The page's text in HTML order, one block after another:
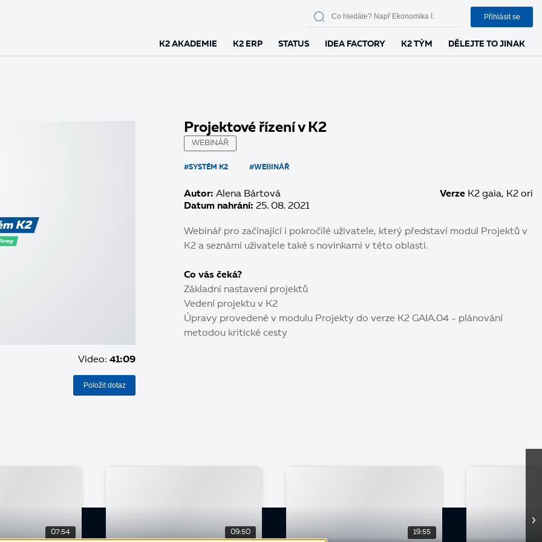
K2 AKADEMIE K2 ERP STATUS IDEA FACTORY K2 TÝM DĚLEJTE TO JINAK
Přihlásit se
Video: 41:09
Projektové řízení v K2
WEBINÁŘ
#SYSTÉM K2 #WEBINÁŘ
Autor: Alena Bártová
Datum nahrání: 25. 08. 2021
Verze K2 gaia K2 ori
Webinář pro začínající i pokročilé uživatele, který představí modul Projektů v
K2 a seznámí uživatele také s novinkami v této oblasti.
Co vás čeká?
Základní nastavení projektů
Vedení projektu v K2
Úpravy provedené v modulu Projekty do verze K2 GAIA.04 - plánování
metodou kritické cesty
Položit dotaz
07:54 09:50 19:55